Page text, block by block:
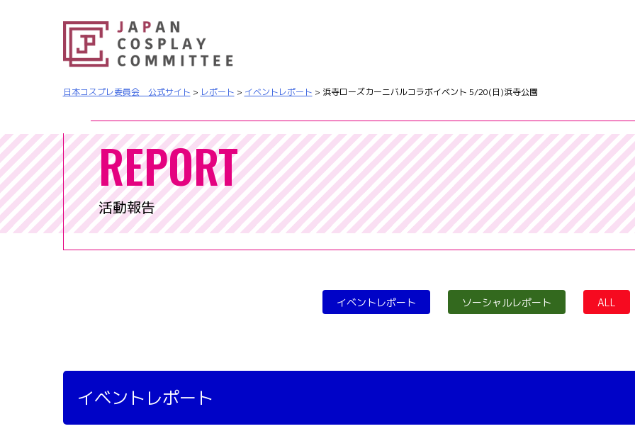
日本コスプレ委員会 公式サイト > レポート > イベントレポート > 浜寺ローズカーニバルコラボイベント 5/20(日)浜寺公園
REPORT
活動報告
イベントレポート ソーシャルレポート ALL
イベントレポート